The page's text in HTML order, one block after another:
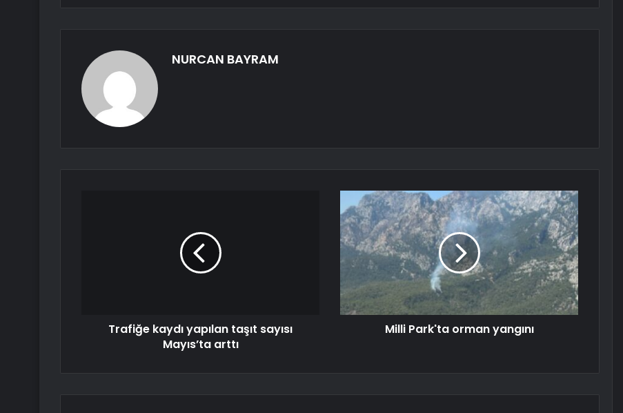
NURCAN BAYRAM
Trafiğe kaydı yapılan taşıt sayısı
Mayıs’ta arttı
Milli Park'ta orman yangını